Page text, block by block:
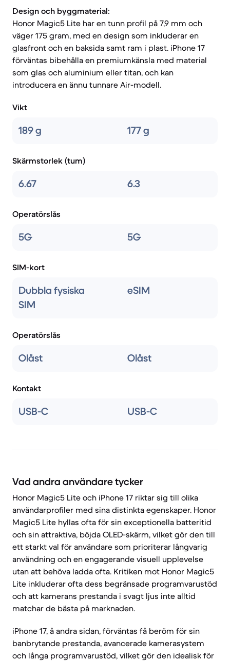
Design och byggmaterial:
Honor Magic5 Lite har en tunn profil på 7,9 mm och
väger 175 gram, med en design som inkluderar en
glasfront och en baksida samt ram i plast. iPhone 17
förväntas bibehålla en premiumkänsla med material
som glas och aluminium eller titan, och kan
introducera en ännu tunnare Air-modell.
Vikt
189 g 177 g
Skärmstorlek (tum)
6.67 6.3
Operatörslås
5G 5G
SIM-kort
Dubbla fysiska
SIM
eSIM
Operatörslås
Olåst Olåst
Kontakt
USB-C USB-C
Vad andra användare tycker
Honor Magic5 Lite och iPhone 17 riktar sig till olika
användarprofiler med sina distinkta egenskaper. Honor
Magic5 Lite hyllas ofta för sin exceptionella batteritid
och sin attraktiva, böjda OLED-skärm, vilket gör den till
ett starkt val för användare som prioriterar långvarig
användning och en engagerande visuell upplevelse
utan att behöva ladda ofta. Kritiken mot Honor Magic5
Lite inkluderar ofta dess begränsade programvarustöd
och att kamerans prestanda i svagt ljus inte alltid
matchar de bästa på marknaden.
iPhone 17, å andra sidan, förväntas få beröm för sin
banbrytande prestanda, avancerade kamerasystem
och långa programvarustöd, vilket gör den idealisk för